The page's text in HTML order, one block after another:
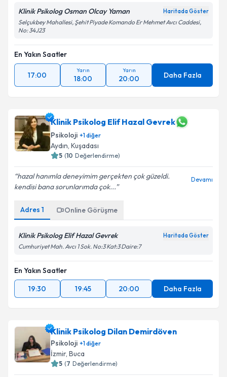
Klinik Psikolog Osman Olcay Yaman Haritada Göster
Selçukbey Mahallesi, Şehit Piyade Komando Er Mehmet Avcı Caddesi,
No: 34J23
En Yakın Saatler
17:00
Yarın
18:00
Yarın
20:00 Daha Fazla
Klinik Psikolog Elif Hazal Gevrek
Psikoloji +1diğer
Aydın, Kuşadası
5 (10 Değerlendirme)
hazal hanımla deneyimim gerçekten çok güzeldi.
kendisi bana sorunlarımda çok...
Devamı
Adres 1 Online Görüşme
Klinik Psikolog Elif Hazal Gevrek Haritada Göster
Cumhuriyet Mah. Avcı 1 Sok. No:3 Kat:3 Daire:7
En Yakın Saatler
19:30
19:45 20:00 Daha Fazla
Klinik Psikolog Dilan Demirdöven
Psikoloji +1diğer
İzmir, Buca
5 (7 Değerlendirme)